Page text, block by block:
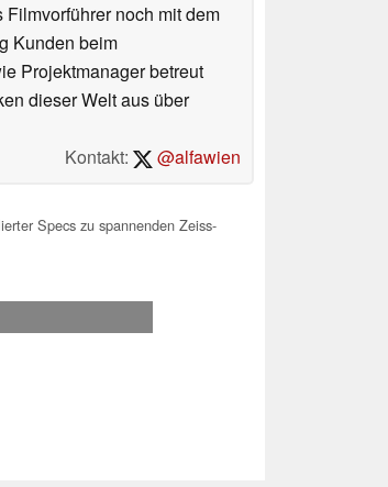
noch mit dem
Kunden beim
Projektmanager betreut
dieser Welt aus über
Kontakt:
@alfawien
Specs zu spannenden Zeiss-